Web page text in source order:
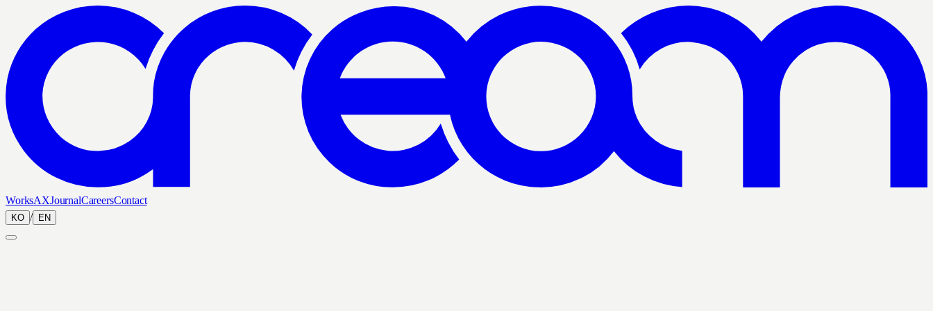
WorksAXJournalCareersContact
KO / EN